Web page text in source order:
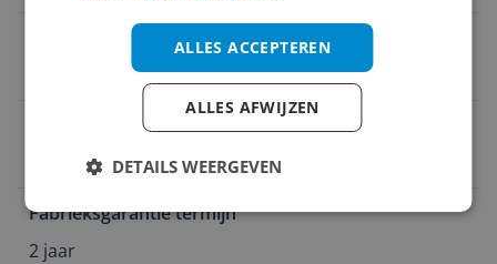
Geschikt voor type camera
Actiesportcamera
Product gewicht
Fabrieksgarantie termijn
2 jaar
ALLES ACCEPTEREN
ALLES AFWIJZEN
DETAILS WEERGEVEN